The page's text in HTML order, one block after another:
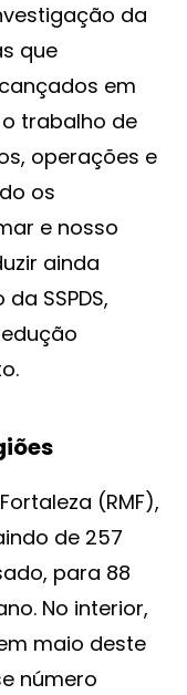
da
que
em
trabalho de
operações e
os
e nosso
ainda
SSPDS,
(RMF),
de 257
para 88
No interior,
maio deste
número